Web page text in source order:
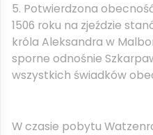
5. Potwierdzona
1506 roku na zjeździe
króla Aleksandra w
sporne odnośnie
wszystkich świadków
W czasie pobytu